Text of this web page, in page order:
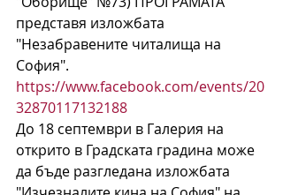
представя изложбата
"Незабравените читалища на
София".
https://www.facebook.com/events/20
32870117132188
До 18 септември в Галерия на
открито в Градската градина може
да бъде разгледана изложбата